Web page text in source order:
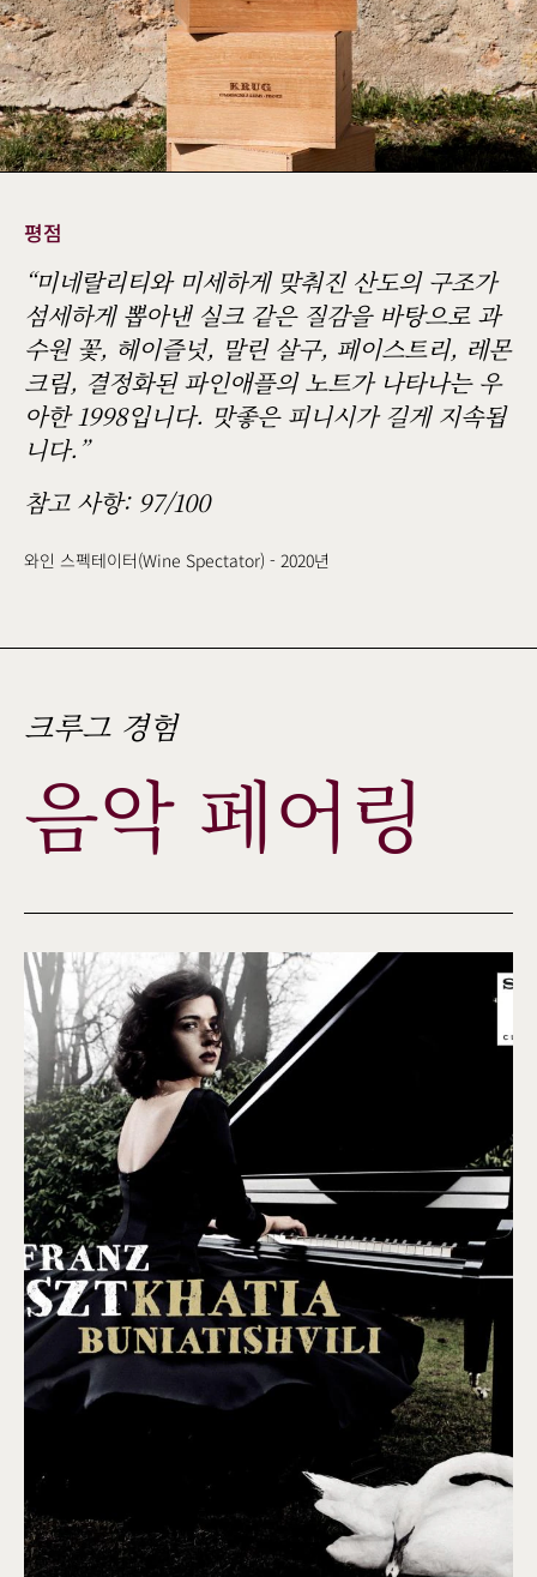
평점
“미네랄리티와 미세하게 맞춰진 산도의 구조가
섬세하게 뽑아낸 실크 같은 질감을 바탕으로 과
수원 꽃, 헤이즐넛, 말린 살구, 페이스트리, 레몬
크림, 결정화된 파인애플의 노트가 나타나는 우
아한 1998입니다. 맛좋은 피니시가 길게 지속됩
니다.”
참고 사항: 97/100
와인 스펙테이터(Wine Spectator) - 2020년
크루그 경험
음악 페어링